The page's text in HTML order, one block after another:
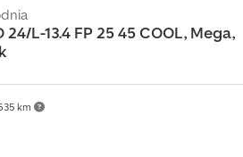
km
24/L-13.4 FP 25 45 COOL, Mega,